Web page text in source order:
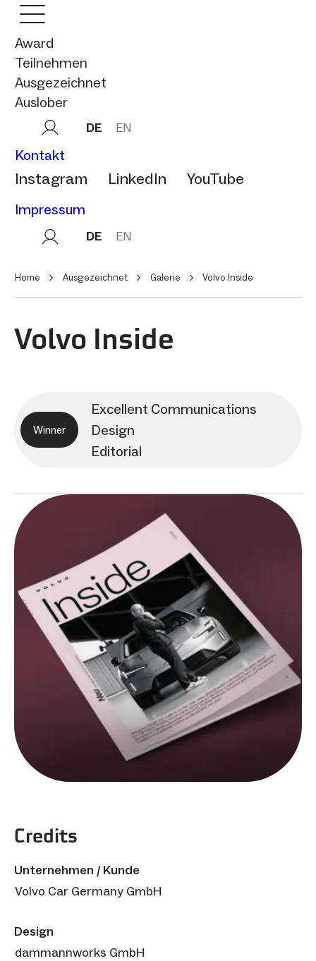
Award
Teilnehmen
Ausgezeichnet
Auslober
DE EN
Kontakt
Instagram LinkedIn YouTube
Impressum
DE EN
Home Ausgezeichnet Galerie Volvo Inside
Volvo Inside
Winner
Excellent Communications
Design
Editorial
Credits
Unternehmen / Kunde
Volvo Car Germany GmbH
Design
dammannworks GmbH